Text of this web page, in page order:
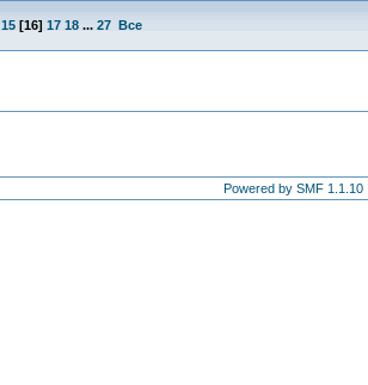
15[16] 17 18 ... 27 Все
Powered by SMF 1.1.10